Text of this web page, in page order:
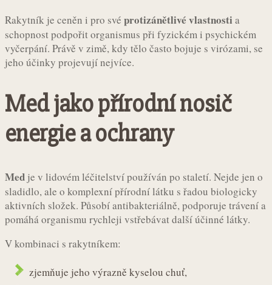
Rakytník je ceněn i pro své protizánětlivé vlastnosti a
schopnost podpořit organismus při fyzickém i psychickém
vyčerpání. Právě v zimě, kdy tělo často bojuje s virózami, se
jeho účinky projevují nejvíce.
Med jako přírodní nosič
energie a ochrany
Med je v lidovém léčitelství používán po staletí. Nejde jen o
sladidlo, ale o komplexní přírodní látku s řadou biologicky
aktivních složek. Působí antibakteriálně, podporuje trávení a
pomáhá organismu rychleji vstřebávat další účinné látky.
V kombinaci s rakytníkem:
zjemňuje jeho výrazně kyselou chuť,